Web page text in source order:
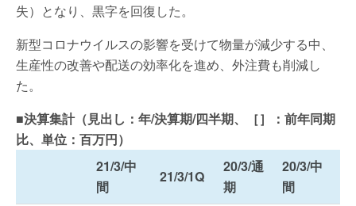
失）となり、黒字を回復した。
新型コロナウイルスの影響を受けて物量が減少する中、
生産性の改善や配送の効率化を進め、外注費も削減し
た。
■決算集計（見出し：年/決算期/四半期、［］：前年同期
比、単位：百万円）
21/3/中
間
21/3/1Q
20/3/通
期
20/3/中
間